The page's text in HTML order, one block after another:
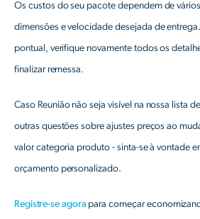
Os custos do seu pacote dependem de
dimensões e velocidade desejada de
pontual, verifique novamente todos os
finalizar remessa.
Caso Reunião não seja visível na nossa lista
outras questões sobre ajustes preços ao
valor categoria produto - sinta-se à vontade
orçamento personalizado.
Registre-se agora para começar